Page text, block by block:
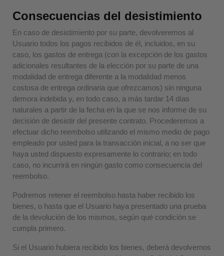
Consecuencias del desistimiento
En caso de desistimiento por su parte, devolveremos al
Usuario todos los pagos recibidos de él, incluidos, en su
caso, los gastos de entrega (con la excepción de los gastos
adicionales resultantes de la elección por su parte de una
modalidad de entrega diferente a la modalidad menos
costosa de entrega ordinaria que ofrezcamos) sin ninguna
demora indebida y, en todo caso, a más tardar 14 días
naturales a partir de la fecha en la que se nos informe de su
decisión de desistir del presente contrato. Procederemos a
efectuar dicho reembolso utilizando el mismo medio de pago
empleado por usted para la transacción inicial, a no ser que
haya usted dispuesto expresamente lo contrario; en todo
caso, no incurrirá en ningún gasto como consecuencia del
reembolso.
Podremos retener el reembolso hasta haber recibido los
bienes, o hasta que el Usuario haya presentado una prueba
de la devolución de los mismos, según qué condición se
cumpla primero.
Si el Usuario hubiera recibido los bienes, deberá devolvernos